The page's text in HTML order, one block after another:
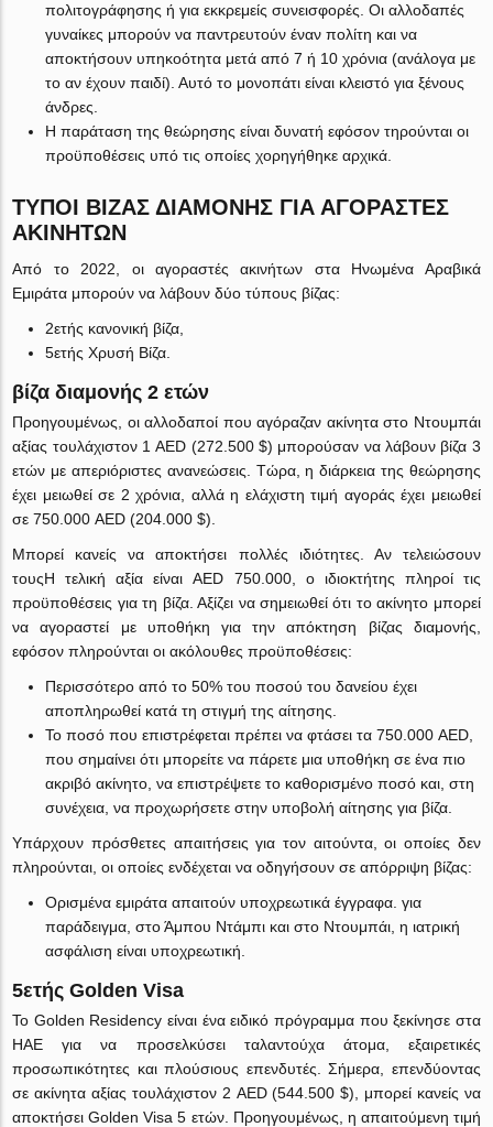
πολιτογράφησης ή για εκκρεμείς συνεισφορές. Οι αλλοδαπές
γυναίκες μπορούν να παντρευτούν έναν πολίτη και να
αποκτήσουν υπηκοότητα μετά από 7 ή 10 χρόνια (ανάλογα με
το αν έχουν παιδί). Αυτό το μονοπάτι είναι κλειστό για ξένους
άνδρες.
Η παράταση της θεώρησης είναι δυνατή εφόσον τηρούνται οι
προϋποθέσεις υπό τις οποίες χορηγήθηκε αρχικά.
ΤΎΠΟΙ ΒΊΖΑΣ ΔΙΑΜΟΝΉΣ ΓΙΑ ΑΓΟΡΑΣΤΈΣ
ΑΚΙΝΉΤΩΝ
Από το 2022, οι αγοραστές ακινήτων στα Ηνωμένα Αραβικά
Εμιράτα μπορούν να λάβουν δύο τύπους βίζας:
2ετής κανονική βίζα,
5ετής Χρυσή Βίζα.
βίζα διαμονής 2 ετών
Προηγουμένως, οι αλλοδαποί που αγόραζαν ακίνητα στο Ντουμπάι
αξίας τουλάχιστον 1 AED (272.500 $) μπορούσαν να λάβουν βίζα 3
ετών με απεριόριστες ανανεώσεις. Τώρα, η διάρκεια της θεώρησης
έχει μειωθεί σε 2 χρόνια, αλλά η ελάχιστη τιμή αγοράς έχει μειωθεί
σε 750.000 AED (204.000 $).
Μπορεί κανείς να αποκτήσει πολλές ιδιότητες. Αν τελειώσουν
τουςΗ τελική αξία είναι AED 750.000, ο ιδιοκτήτης πληροί τις
προϋποθέσεις για τη βίζα. Αξίζει να σημειωθεί ότι το ακίνητο μπορεί
να αγοραστεί με υποθήκη για την απόκτηση βίζας διαμονής,
εφόσον πληρούνται οι ακόλουθες προϋποθέσεις:
Περισσότερο από το 50% του ποσού του δανείου έχει
αποπληρωθεί κατά τη στιγμή της αίτησης.
Το ποσό που επιστρέφεται πρέπει να φτάσει τα 750.000 AED,
που σημαίνει ότι μπορείτε να πάρετε μια υποθήκη σε ένα πιο
ακριβό ακίνητο, να επιστρέψετε το καθορισμένο ποσό και, στη
συνέχεια, να προχωρήσετε στην υποβολή αίτησης για βίζα.
Υπάρχουν πρόσθετες απαιτήσεις για τον αιτούντα, οι οποίες δεν
πληρούνται, οι οποίες ενδέχεται να οδηγήσουν σε απόρριψη βίζας:
Ορισμένα εμιράτα απαιτούν υποχρεωτικά έγγραφα. για
παράδειγμα, στο Άμπου Ντάμπι και στο Ντουμπάι, η ιατρική
ασφάλιση είναι υποχρεωτική.
5ετής Golden Visa
Το Golden Residency είναι ένα ειδικό πρόγραμμα που ξεκίνησε στα
ΗΑΕ για να προσελκύσει ταλαντούχα άτομα, εξαιρετικές
προσωπικότητες και πλούσιους επενδυτές. Σήμερα, επενδύοντας
σε ακίνητα αξίας τουλάχιστον 2 AED (544.500 $), μπορεί κανείς να
αποκτήσει Golden Visa 5 ετών. Προηγουμένως, η απαιτούμενη τιμή